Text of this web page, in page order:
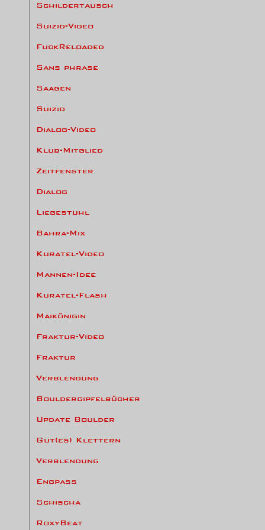
Schildertausch
Suizid-Video
FuckReloaded
Sans phrase
Saagen
Suizid
Dialog-Video
Klub-Mitglied
Zeitfenster
Dialog
Liegestuhl
Bahra-Mix
Kuratel-Video
Mannen-Idee
Kuratel-Flash
Maikönigin
Fraktur-Video
Fraktur
Verblendung
Bouldergipfelbücher
Update Boulder
Gut(es) Klettern
Verblendung
Engpass
Schischa
RoxyBeat